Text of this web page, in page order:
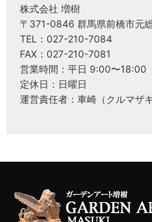
株式会社 増樹
〒371-0846 群馬県前橋市元
TEL：027-210-7084
FAX：027-210-7081
営業時間：平日 9:00〜18:00
定休日：日曜日
運営責任者：車崎（クルマザキ